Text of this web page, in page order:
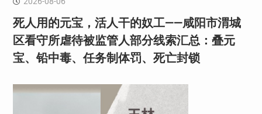
死人用的元宝，活人干的奴工——咸阳市渭城
区看守所虐待被监管人部分线索汇总：叠元
宝、铅中毒、任务制体罚、死亡封锁